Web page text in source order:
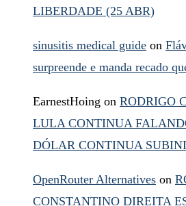
LIBERDADE (25 ABR)
sinusitis medical guide on
surpreende e manda recado
EarnestHoing on RODRIGO
LULA CONTINUA
DÓLAR CONTINUA
OpenRouter Alternatives on
CONSTANTINO DIREITA